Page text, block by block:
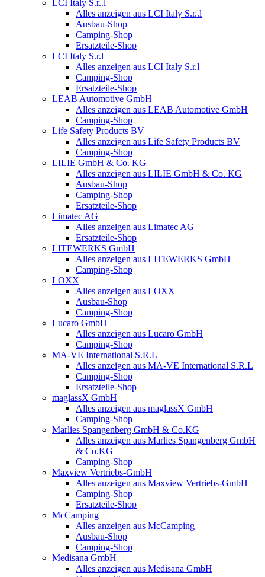
LCI Italy S.r..l
Alles anzeigen aus LCI Italy S.r..l
Ausbau-Shop
Camping-Shop
Ersatzteile-Shop
LCI Italy S.r.l
Alles anzeigen aus LCI Italy S.r.l
Camping-Shop
Ersatzteile-Shop
LEAB Automotive GmbH
Alles anzeigen aus LEAB Automotive GmbH
Camping-Shop
Life Safety Products BV
Alles anzeigen aus Life Safety Products BV
Camping-Shop
LILIE GmbH & Co. KG
Alles anzeigen aus LILIE GmbH & Co. KG
Ausbau-Shop
Camping-Shop
Ersatzteile-Shop
Limatec AG
Alles anzeigen aus Limatec AG
Ersatzteile-Shop
LITEWERKS GmbH
Alles anzeigen aus LITEWERKS GmbH
Camping-Shop
LOXX
Alles anzeigen aus LOXX
Ausbau-Shop
Camping-Shop
Lucaro GmbH
Alles anzeigen aus Lucaro GmbH
Camping-Shop
MA-VE International S.R.L
Alles anzeigen aus MA-VE International S.R.L
Camping-Shop
Ersatzteile-Shop
maglassX GmbH
Alles anzeigen aus maglassX GmbH
Camping-Shop
Marlies Spangenberg GmbH & Co.KG
Alles anzeigen aus Marlies Spangenberg GmbH
& Co.KG
Camping-Shop
Maxview Vertriebs-GmbH
Alles anzeigen aus Maxview Vertriebs-GmbH
Camping-Shop
Ersatzteile-Shop
McCamping
Alles anzeigen aus McCamping
Ausbau-Shop
Camping-Shop
Medisana GmbH
Alles anzeigen aus Medisana GmbH